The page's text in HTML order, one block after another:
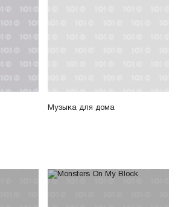
Музыка для дома